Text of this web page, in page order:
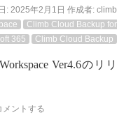
: 2025年2月1日 作成者: climb
Climb Cloud Backup for
365
Climb Cloud Backup
Ver4.6のリリ
メントする